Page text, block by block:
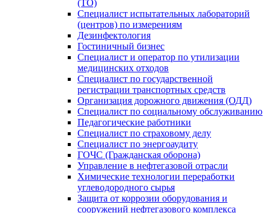
(ТО)
Специалист испытательных лабораторий
(центров) по измерениям
Дезинфектология
Гостиничный бизнес
Специалист и оператор по утилизации
медицинских отходов
Специалист по государственной
регистрации транспортных средств
Организация дорожного движения (ОДД)
Специалист по социальному обслуживанию
Педагогические работники
Специалист по страховому делу
Специалист по энергоаудиту
ГОЧС (Гражданская оборона)
Управление в нефтегазовой отрасли
Химические технологии переработки
углеводородного сырья
Защита от коррозии оборудования и
сооружений нефтегазового комплекса